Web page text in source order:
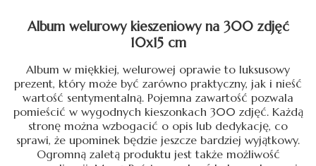
Album welurowy kieszeniowy na 300 zdjęć
10x15 cm
Album w miękkiej, welurowej oprawie to luksusowy
prezent, który może być zarówno praktyczny, jak i nieść
wartość sentymentalną. Pojemna zawartość pozwala
pomieścić w wygodnych kieszonkach 300 zdjęć. Każdą
stronę można wzbogacić o opis lub dedykację, co
sprawi, że upominek będzie jeszcze bardziej wyjątkowy.
Ogromną zaletą produktu jest także możliwość